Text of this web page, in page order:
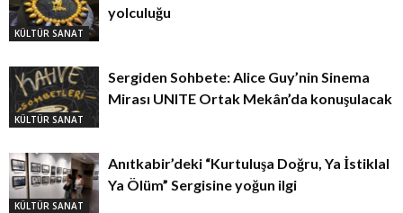
KÜLTÜR SANAT
yolculuğu
KÜLTÜR SANAT
Sergiden Sohbete: Alice Guy’nin Sinema
Mirası UNITE Ortak Mekân’da konuşulacak
KÜLTÜR SANAT
Anıtkabir’deki “Kurtuluşa Doğru, Ya İstiklal
Ya Ölüm” Sergisine yoğun ilgi